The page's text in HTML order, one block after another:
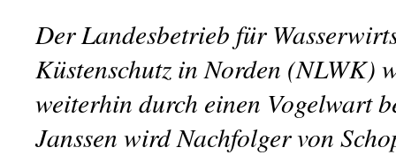
Der Landesbetrieb für
Küstenschutz in Norden (NLWK)
weiterhin durch einen Vogelwart
Janssen wird Nachfolger von